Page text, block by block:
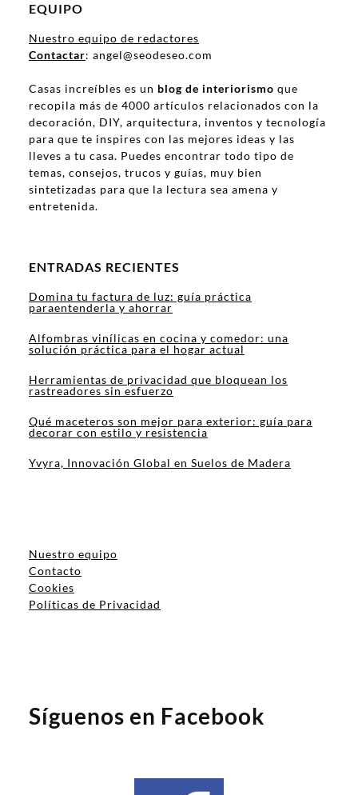
EQUIPO
Nuestro equipo de redactores
Contactar: angel@seodeseo.com
Casas increíbles es un blog de interiorismo que
recopila más de 4000 artículos relacionados con la
decoración, DIY, arquitectura, inventos y tecnología
para que te inspires con las mejores ideas y las
lleves a tu casa. Puedes encontrar todo tipo de
temas, consejos, trucos y guías, muy bien
sintetizadas para que la lectura sea amena y
entretenida.
ENTRADAS RECIENTES
Domina tu factura de luz: guía práctica
paraentenderla y ahorrar
Alfombras vinílicas en cocina y comedor: una
solución práctica para el hogar actual
Herramientas de privacidad que bloquean los
rastreadores sin esfuerzo
Qué maceteros son mejor para exterior: guía para
decorar con estilo y resistencia
Yvyra, Innovación Global en Suelos de Madera
Nuestro equipo
Contacto
Cookies
Políticas de Privacidad
Síguenos en Facebook